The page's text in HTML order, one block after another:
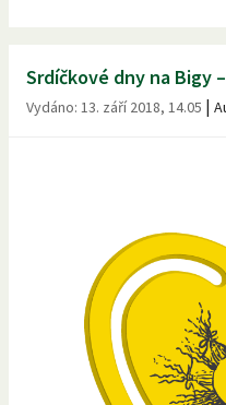
Srdíčkové dny na Bigy
Vydáno: 13. září 2018, 14.05 |